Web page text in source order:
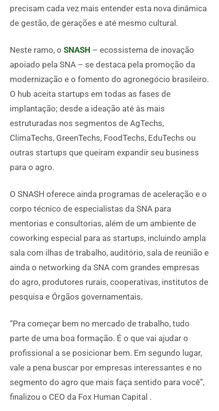
precisam cada vez mais entender esta nova dinâmica
de gestão, de gerações e até mesmo cultural.
Neste ramo, o SNASH – ecossistema de inovação
apoiado pela SNA – se destaca pela promoção da
modernização e o fomento do agronegócio brasileiro.
O hub aceita startups em todas as fases de
implantação; desde a ideação até às mais
estruturadas nos segmentos de AgTechs,
ClimaTechs, GreenTechs, FoodTechs, EduTechs ou
outras startups que queiram expandir seu business
para o agro.
O SNASH oferece ainda programas de aceleração e o
corpo técnico de especialistas da SNA para
mentorias e consultorias, além de um ambiente de
coworking especial para as startups, incluindo ampla
sala com ilhas de trabalho, auditório, sala de reunião e
ainda o networking da SNA com grandes empresas
do agro, produtores rurais, cooperativas, institutos de
pesquisa e Órgãos governamentais.
“Pra começar bem no mercado de trabalho, tudo
parte de uma boa formação. É o que vai ajudar o
profissional a se posicionar bem. Em segundo lugar,
vale a pena buscar por empresas interessantes e no
segmento do agro que mais faça sentido para você”,
finalizou o CEO da Fox Human Capital .